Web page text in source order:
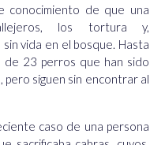
conocimiento de que una
los tortura y,
vida en el bosque. Hasta
23 perros que han sido
siguen sin encontrar al
caso de una persona